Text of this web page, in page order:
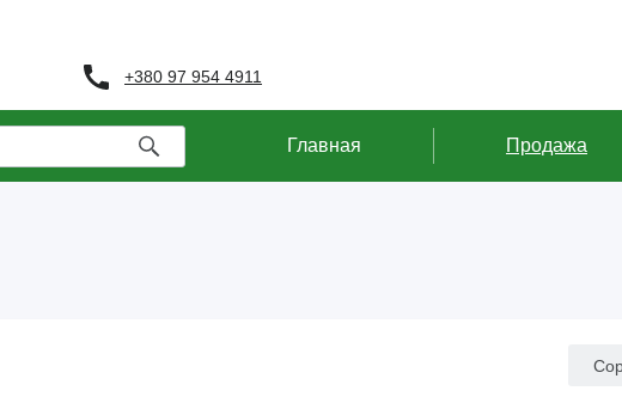
+380 97 954 4911
Главная Продажа